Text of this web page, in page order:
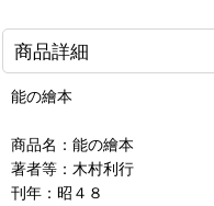
商品詳細
能の繪本
商品名：能の繪本
著者等：木村利行
刊年：昭４８